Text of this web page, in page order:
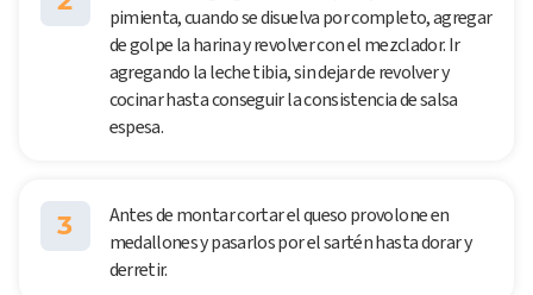
pimienta, cuando se disuelva por completo, agregar
de golpe la harina y revolver con el mezclador. Ir
agregando la leche tibia, sin dejar de revolver y
cocinar hasta conseguir la consistencia de salsa
espesa.
3
Antes de montar cortar el queso provolone en
medallones y pasarlos por el sartén hasta dorar y
derretir.